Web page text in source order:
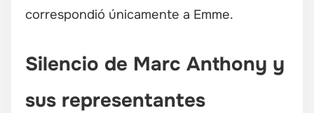
correspondió únicamente a Emme.
Silencio de Marc Anthony y
sus representantes